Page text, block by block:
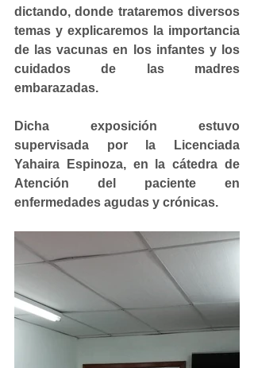
dictando, donde trataremos diversos
temas y explicaremos la importancia
de las vacunas en los infantes y los
cuidados de las madres
embarazadas.
Dicha exposición estuvo
supervisada por la Licenciada
Yahaira Espinoza, en la cátedra de
Atención del paciente en
enfermedades agudas y crónicas.